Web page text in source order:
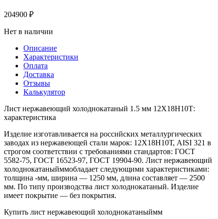
204900 ₽
Нет в наличии
Описание
Характеристики
Оплата
Доставка
Отзывы
Калькулятор
Лист нержавеющий холоднокатаный 1.5 мм 12Х18Н10Т:
характеристика
Изделие изготавливается на российских металлургических
заводах из нержавеющей стали марок: 12Х18Н10Т, AISI 321 в
строгом соответствии с требованиями стандартов: ГОСТ
5582-75, ГОСТ 16523-97, ГОСТ 19904-90. Лист нержавеющий
холоднокатаныйммобладает следующими характеристиками:
толщина -мм, ширина — 1250 мм, длина составляет — 2500
мм. По типу производства лист холоднокатаный. Изделие
имеет покрытие — без покрытия.
Купить лист нержавеющий холоднокатаныймм